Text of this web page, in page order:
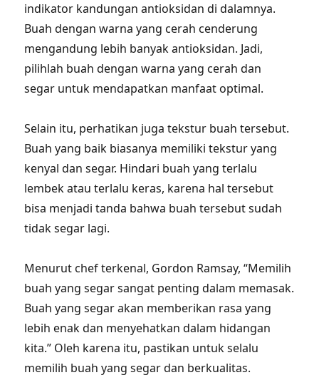
indikator kandungan antioksidan di dalamnya.
Buah dengan warna yang cerah cenderung
mengandung lebih banyak antioksidan. Jadi,
pilihlah buah dengan warna yang cerah dan
segar untuk mendapatkan manfaat optimal.
Selain itu, perhatikan juga tekstur buah tersebut.
Buah yang baik biasanya memiliki tekstur yang
kenyal dan segar. Hindari buah yang terlalu
lembek atau terlalu keras, karena hal tersebut
bisa menjadi tanda bahwa buah tersebut sudah
tidak segar lagi.
Menurut chef terkenal, Gordon Ramsay, “Memilih
buah yang segar sangat penting dalam memasak.
Buah yang segar akan memberikan rasa yang
lebih enak dan menyehatkan dalam hidangan
kita.” Oleh karena itu, pastikan untuk selalu
memilih buah yang segar dan berkualitas.